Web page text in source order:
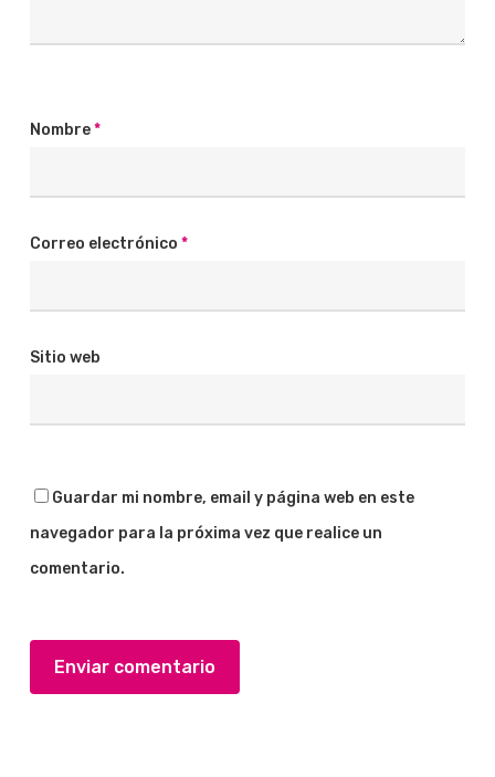
Nombre*
Correo electrónico *
Sitio web
Guardar mi nombre, email y página web en este
navegador para la próxima vez que realice un
comentario.